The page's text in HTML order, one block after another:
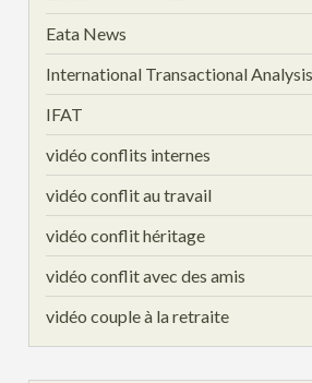
Eata News
International Transactional
IFAT
vidéo conflits internes
vidéo conflit au travail
vidéo conflit héritage
vidéo conflit avec des amis
vidéo couple à la retraite